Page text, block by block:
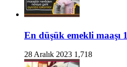
En düşük emekli maaşı
28 Aralık 2023 1,718